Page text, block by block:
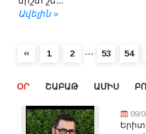
Ավելին »
1 2 ⋯ 53 54
ՕՐ ՇԱԲԱԹ ԱՄԻՍ
09/